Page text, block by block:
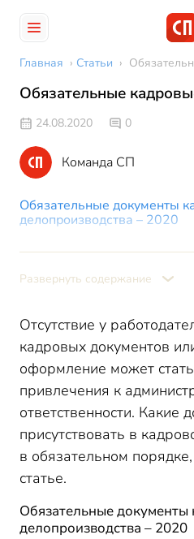
Главная › Статьи ›
Обязательные
24.08.2020 0
Команда СП
Обязательные документы
делопроизводства – 2020
документы
Развернуть содержание
Отсутствие у
кадровых документов
оформление может
привлечения к
ответственности. Какие
присутствовать в
в обязательном
статье.
Обязательные документы
делопроизводства – 2020